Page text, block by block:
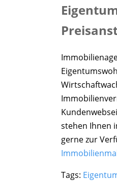
stehen Ihnen
gerne zur
Tags: